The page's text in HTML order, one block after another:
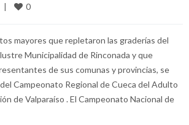
| 0
mayores que repletaron las graderías del
Municipalidad de Rinconada y que
de sus comunas y provincias, se
Campeonato Regional de Cueca del Adulto
de Valparaíso . El Campeonato Nacional de